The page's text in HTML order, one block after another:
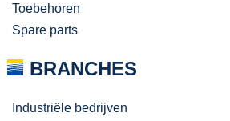
Toebehoren
Spare parts
BRANCHES
Industriële bedrijven